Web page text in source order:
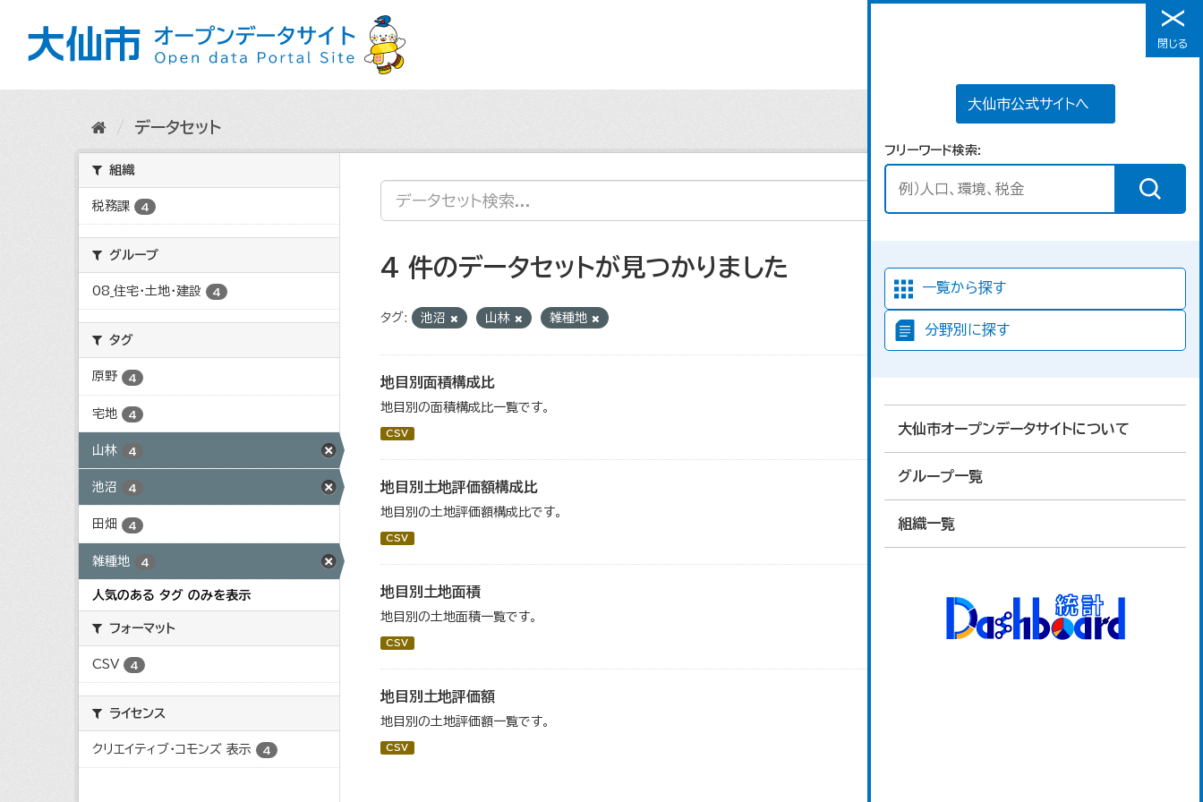
メニュー
大仙市公式サイトへ
フリーワード検索
一覧から探す
分野別に探す
大仙市オープンデータサイトについて
グループ一覧
組織一覧
閉じる
データセット
組織
税務課 4
グループ
08_住宅・土地・建設 4
タグ
原野 4
宅地 4
山林 4
池沼 4
田畑 4
雑種地 4
人気のある タグ のみを表示
フォーマット
CSV 4
ライセンス
クリエイティブ・コモンズ 表示 4
4 件のデータセットが見つかりました
タグ: 池沼 山林 雑種地
地目別面積構成比
地目別の面積構成比一覧です。
CSV
地目別土地評価額構成比
地目別の土地評価額構成比です。
CSV
地目別土地面積
地目別の土地面積一覧です。
CSV
地目別土地評価額
地目別の土地評価額一覧です。
CSV